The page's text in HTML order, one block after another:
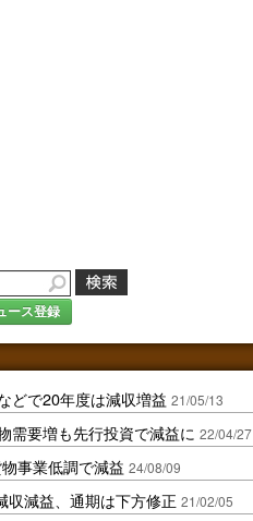
ース登録
どで20年度は減収増益 21/05/13
需要増も先行投資で減益に 22/04/27
事業低調で減益 24/08/09
収減益、通期は下方修正 21/02/05